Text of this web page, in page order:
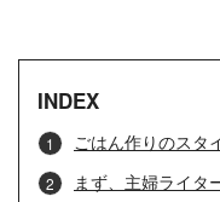
INDEX
ごはん作りのスタ
まず、主婦ライタ